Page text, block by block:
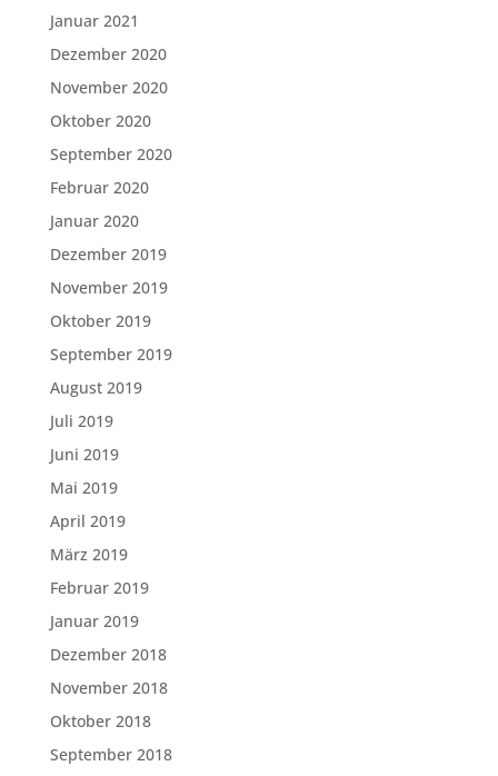
Januar 2021
Dezember 2020
November 2020
Oktober 2020
September 2020
Februar 2020
Januar 2020
Dezember 2019
November 2019
Oktober 2019
September 2019
August 2019
Juli 2019
Juni 2019
Mai 2019
April 2019
März 2019
Februar 2019
Januar 2019
Dezember 2018
November 2018
Oktober 2018
September 2018